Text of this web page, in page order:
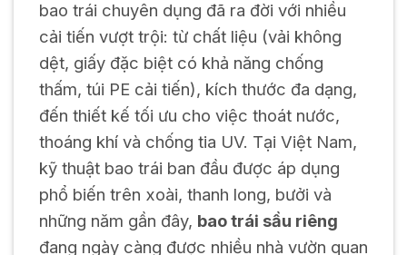
bao trái chuyên dụng đã ra đời với nhiều
cải tiến vượt trội: từ chất liệu (vải không
dệt, giấy đặc biệt có khả năng chống
thấm, túi PE cải tiến), kích thước đa dạng,
đến thiết kế tối ưu cho việc thoát nước,
thoáng khí và chống tia UV. Tại Việt Nam,
kỹ thuật bao trái ban đầu được áp dụng
phổ biến trên xoài, thanh long, bưởi và
những năm gần đây, bao trái sầu riêng
đang ngày càng được nhiều nhà vườn quan